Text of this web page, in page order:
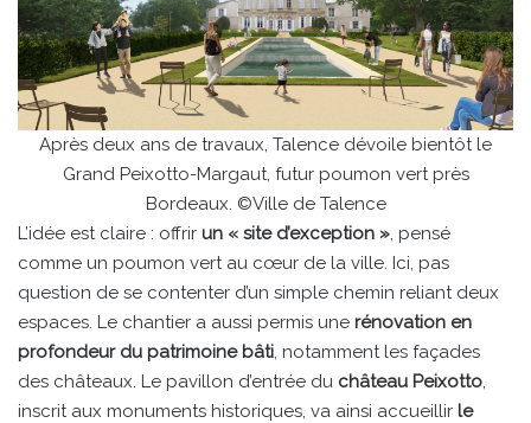
Après deux ans de travaux, Talence dévoile bientôt le
Grand Peixotto-Margaut, futur poumon vert près
Bordeaux. ©Ville de Talence
L’idée est claire : offrir un « site d’exception », pensé
comme un poumon vert au cœur de la ville. Ici, pas
question de se contenter d’un simple chemin reliant deux
espaces. Le chantier a aussi permis une rénovation en
profondeur du patrimoine bâti, notamment les façades
des châteaux. Le pavillon d’entrée du château Peixotto,
inscrit aux monuments historiques, va ainsi accueillir le